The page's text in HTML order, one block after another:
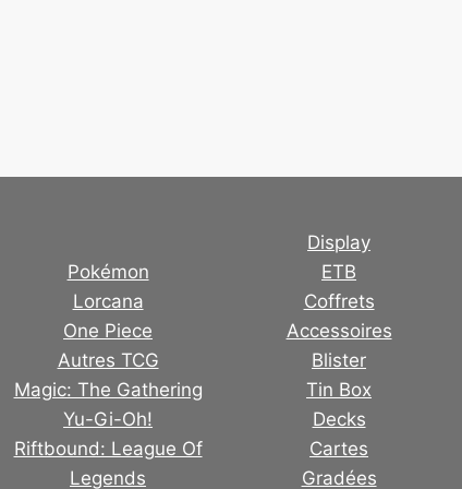
Pokémon
Lorcana
One Piece
Autres TCG
Magic: The Gathering
Yu-Gi-Oh!
Riftbound: League Of
Legends
Display
ETB
Coffrets
Accessoires
Blister
Tin Box
Decks
Cartes
Gradées